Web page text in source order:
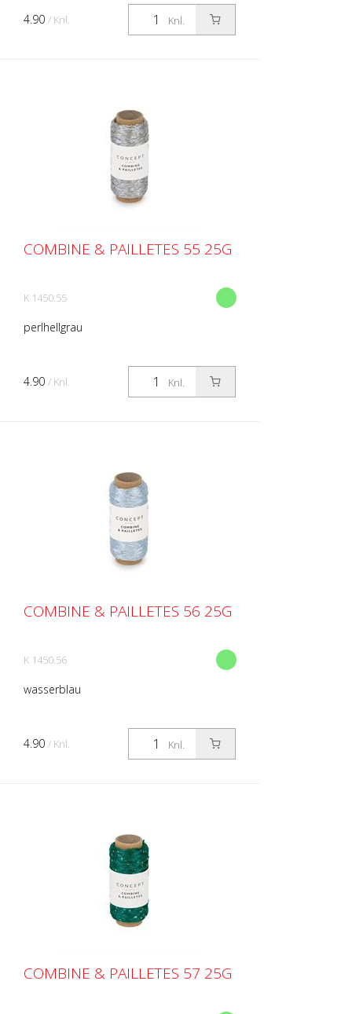
Knl.
4.90 / Knl.
COMBINE & PAILLETES 55 25G
K 1450.55
perlhellgrau
Knl.
4.90 / Knl.
COMBINE & PAILLETES 56 25G
K 1450.56
wasserblau
Knl.
4.90 / Knl.
COMBINE & PAILLETES 57 25G